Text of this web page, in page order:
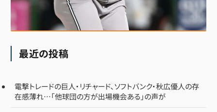
最近の投稿
電撃トレードの巨人・リチャード、ソフトバンク・秋広優人の存
在感薄れ…「他球団の方が出場機会ある」の声が